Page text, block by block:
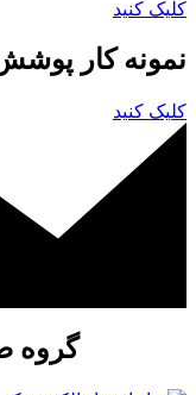
کلیک کنید
نمونه کار
کلیک کنید
گروه